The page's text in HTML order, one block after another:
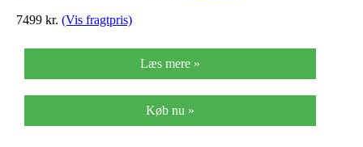
7499 kr. (Vis fragtpris)
Læs mere »
Køb nu »